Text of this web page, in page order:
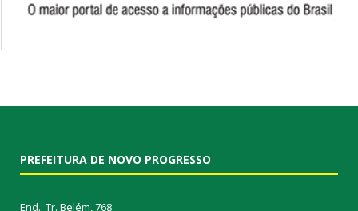
PREFEITURA DE NOVO PROGRESSO
End.: Tr. Belém, 768